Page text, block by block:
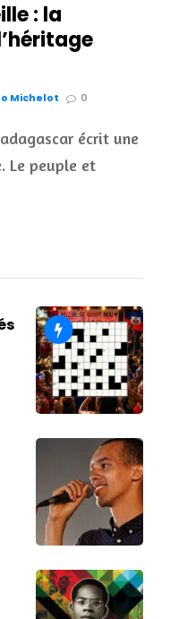
: la
Michelot 0
écrit une
Le peuple et